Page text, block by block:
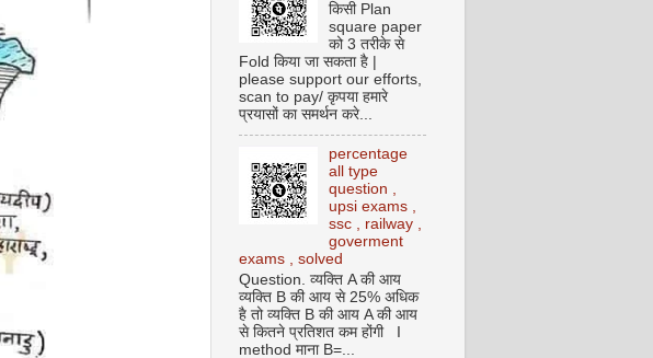
किसी Plan
square paper
को 3 तरीके से
Fold किया जा सकता है |
please support our efforts,
scan to pay/ कृपया हमारे
प्रयासों का समर्थन करे...
percentage
all type
question ,
upsi exams ,
ssc , railway ,
goverment
exams , solved
Question. व्यक्ति A की आय
व्यक्ति B की आय से 25% अधिक
है तो व्यक्ति B की आय A की आय
से कितने प्रतिशत कम होंगी I
method माना B=...